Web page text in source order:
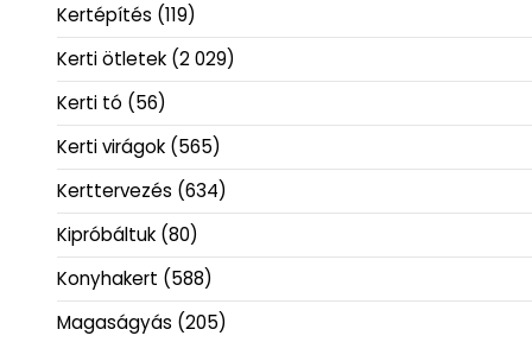
Kertépítés (119)
Kerti ötletek (2 029)
Kerti tó (56)
Kerti virágok (565)
Kerttervezés (634)
Kipróbáltuk (80)
Konyhakert (588)
Magaságyás (205)